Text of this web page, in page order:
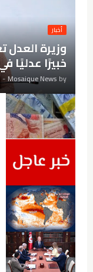
أخبار
وزيرة
خبيرًا عدليًا
by
Mosaique News
-